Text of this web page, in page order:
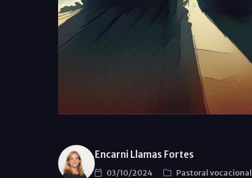
Encarni Llamas Fortes
03/10/2024 Pastoral vocacional